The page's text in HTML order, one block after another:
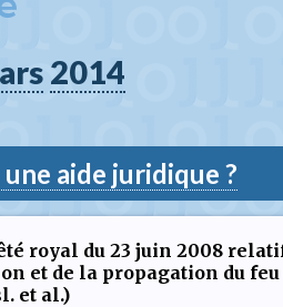
2014
aide juridique ?
royal du 23 juin 2008
et de la propagation du
et al.)